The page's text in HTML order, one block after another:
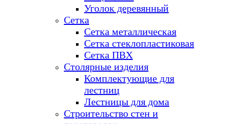
Уголок деревянный
Сетка
Сетка металлическая
Сетка стеклопластиковая
Сетка ПВХ
Столярные изделия
Комплектующие для
лестниц
Лестницы для дома
Строительство стен и